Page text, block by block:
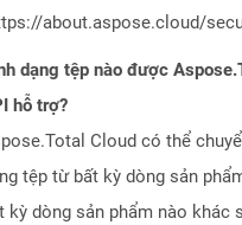
about.aspose.cloud/
dạng tệp nào được
hỗ trợ?
Cloud có thể
tệp từ bất kỳ dòng sản
kỳ dòng sản phẩm nào khác